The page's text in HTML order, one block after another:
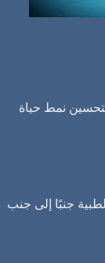
نمط حياة
جنبًا إلى جنب